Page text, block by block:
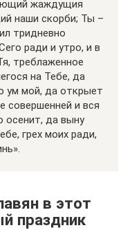
жаждущия
наши скорби; Ты –
тридневно
ради и утро, и в
треблаженное
на Тебе, да
ум мой, да открыет
совершенней и вся
осенит, да выну
грех моих ради,
в этот
праздник